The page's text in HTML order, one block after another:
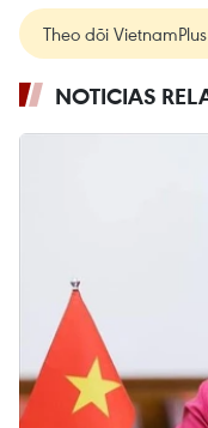
Theo dõi VietnamPlus
NOTICIAS